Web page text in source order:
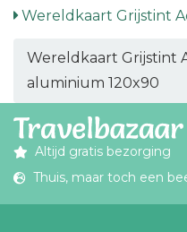
Wereldkaart Grijstint
Wereldkaart Grijstint
aluminium 120x90
Altijd gratis bezorging
Thuis, maar toch een